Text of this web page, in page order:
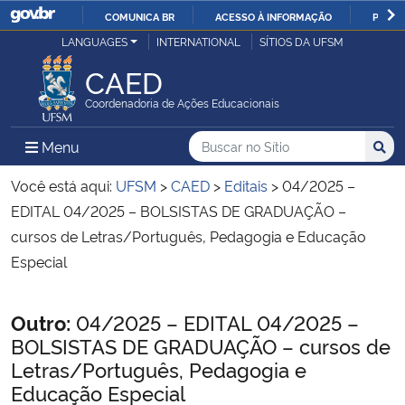
IR
COMUNICA BR ACESSO À INFORMAÇÃO
Ministério da Justiça e Segurança Pública
Ministério da Defesa
Ministério das Relações Exteriores
Ministério da Economia
Ministério da Infraestrutura
Ministério da Agricultura, Pecuária e Abastecimento
Ministério da Educação
LANGUAGES INTERNATIONAL SÍTIOS DA UFSM
CAED
Coordenadoria de Ações Educacionais
Menu Menu Principal do Sítio
Busca
Buscar no no Sítio
Busca:
Você está aqui: UFSM >CAED > Editais >04/2025 –
EDITAL 04/2025 – BOLSISTAS DE GRADUAÇÃO –
cursos de Letras/Português, Pedagogia e Educação
Especial
Início do conteúdo
Outro: 04/2025 – EDITAL 04/2025 –
BOLSISTAS DE GRADUAÇÃO – cursos de
Letras/Português, Pedagogia e
Educação Especial